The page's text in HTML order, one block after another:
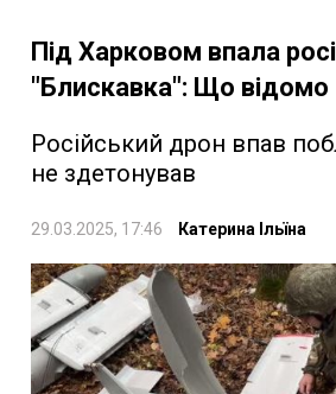
Під Харковом впала
"Блискавка": Що відомо
Російський дрон впав
не здетонував
29.03.2025, 17:46 Катерина Ільїна